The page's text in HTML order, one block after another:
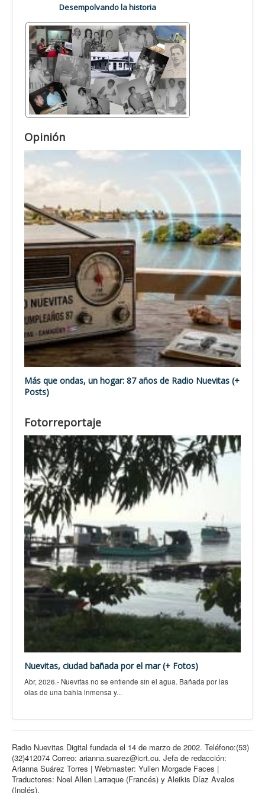
Desempolvando la historia
Opinión
Más que ondas, un hogar: 87 años de Radio Nuevitas (+
Posts)
Fotorreportaje
Nuevitas, ciudad bañada por el mar (+ Fotos)
Abr, 2026.- Nuevitas no se entiende sin el agua. Bañada por las
olas de una bahía inmensa y...
Radio Nuevitas Digital fundada el 14 de marzo de 2002. Teléfono:(53)
(32)412074 Correo: arianna.suarez@icrt.cu. Jefa de redacción:
Arianna Suárez Torres | Webmaster: Yulien Morgade Faces |
Traductores: Noel Allen Larraque (Francés) y Aleikis Díaz Avalos
(Inglés).